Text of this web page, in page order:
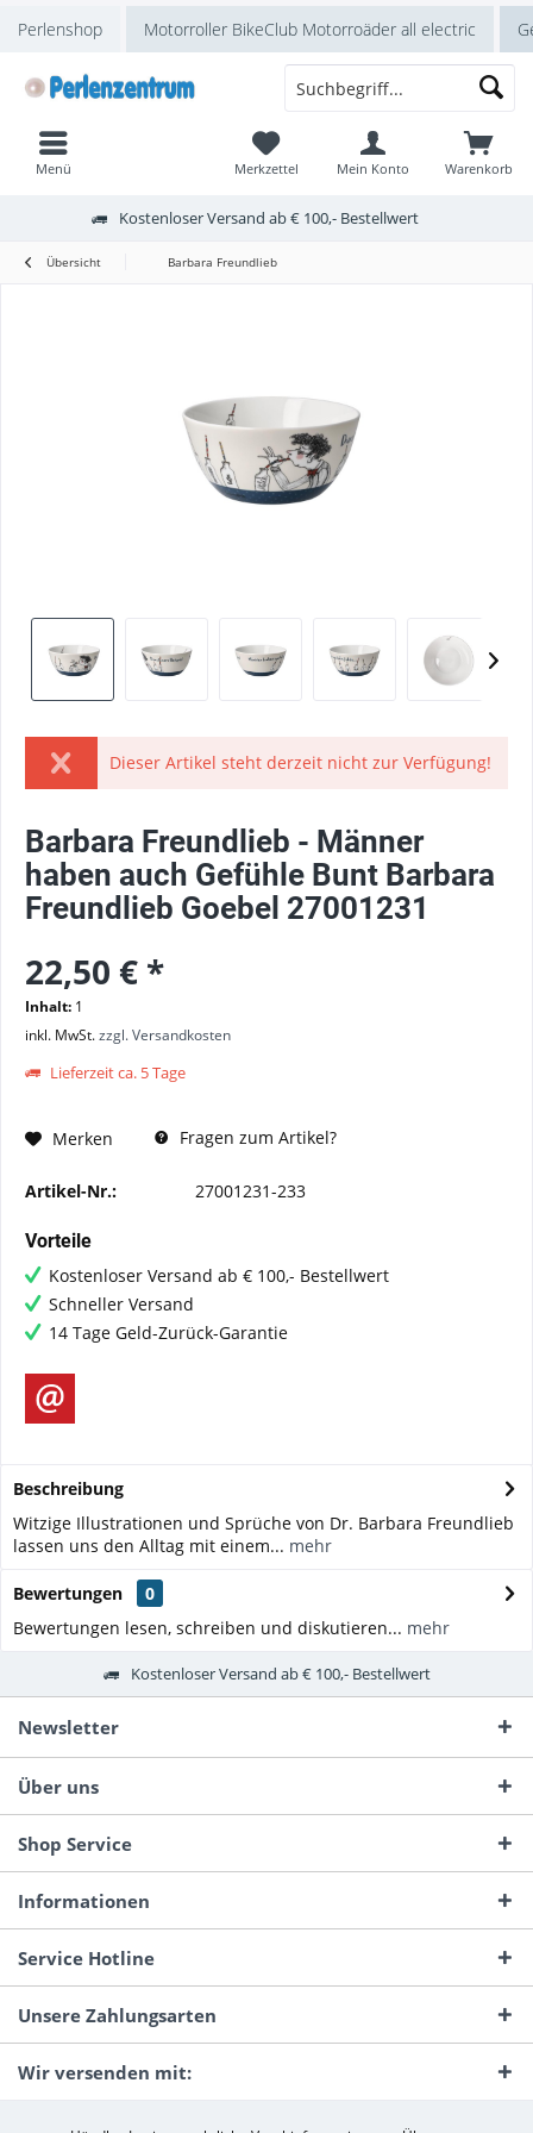
Perlenshop Motorroller BikeClub Motorroäder all electric
Kostenloser Versand ab € 100,- Bestellwert
Warenkorb
Merkzettel Mein Konto
Menü
Übersicht Barbara Freundlieb
Dieser Artikel steht derzeit nicht zur Verfügung!
Barbara Freundlieb - Männer
haben auch Gefühle Bunt Barbara
Freundlieb Goebel 27001231
22,50 € *
Inhalt: 1
inkl. MwSt.zzgl. Versandkosten
Lieferzeit ca. 5 Tage
Merken Fragen zum Artikel?
Artikel-Nr.: 27001231-233
Vorteile
Kostenloser Versand ab € 100,- Bestellwert
Schneller Versand
14 Tage Geld-Zurück-Garantie
Beschreibung
Witzige Illustrationen und Sprüche von Dr. Barbara Freundlieb
lassen uns den Alltag mit einem... mehr
Bewertungen
0
Bewertungen lesen, schreiben und diskutieren... mehr
Kostenloser Versand ab € 100,- Bestellwert
Newsletter
Über uns
Shop Service
Informationen
Service Hotline
Unsere Zahlungsarten
Wir versenden mit: